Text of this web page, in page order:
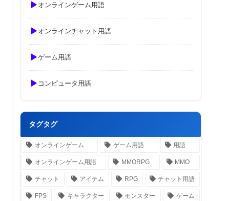
オンラインゲーム用語
オンラインチャット用語
ゲーム用語
コンピュータ用語
タグタグ
オンラインゲーム ゲーム用語 用語
オンラインゲーム用語 MMORPG MMO
チャット アイテム RPG チャット用語
FPS キャラクター モンスター ゲーム